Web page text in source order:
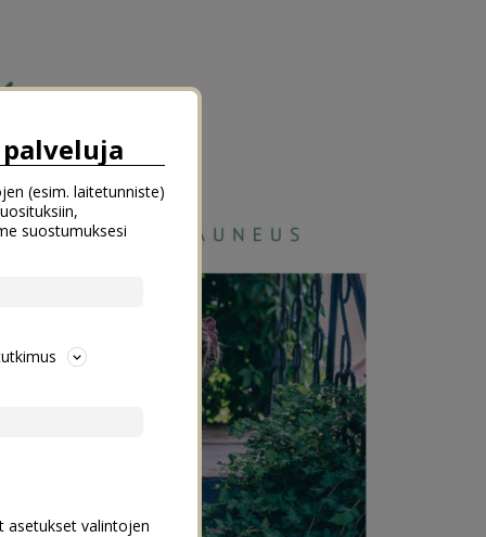
(esim. laitetunniste)
suostumuksesi
asetukset valintojen